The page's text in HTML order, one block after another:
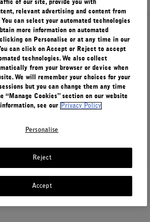
d'utilisation
of our site, provide you with
relevant advertising and content from
can select your automated technologies
more information on automated
on Personalise or at any time in our
can click on Accept or Reject to accept
technologies. We also collect
from your browser or device when
We will remember your choices for your
but you can change them any time
“Manage Cookies” section on our website
see our
Privacy Policy
Personalise
Reject
Accept